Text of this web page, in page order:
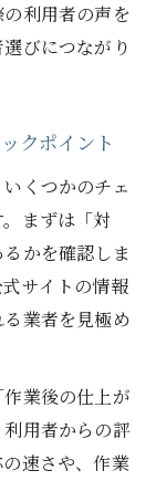
利用者の声を
びにつながり
クポイント
くつかのチェ
まずは「対
かを確認しま
サイトの情報
業者を見極め
業後の仕上が
用者からの評
速さや、作業